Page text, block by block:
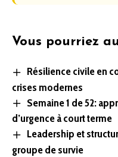
Vous pourriez
Résilience civile en
crises modernes
Semaine 1 de 52:
d’urgence à court terme
Leadership et
groupe de survie